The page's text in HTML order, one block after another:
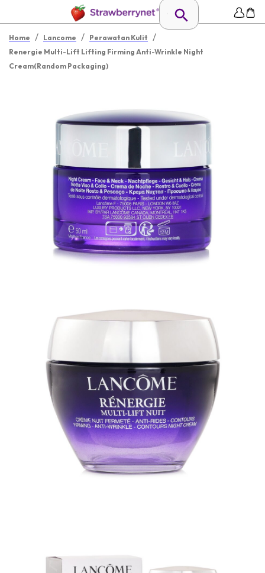
Home / Lancome / Perawatan Kulit /
Renergie Multi-Lift Lifting Firming Anti-Wrinkle Night
Cream(Random Packaging)